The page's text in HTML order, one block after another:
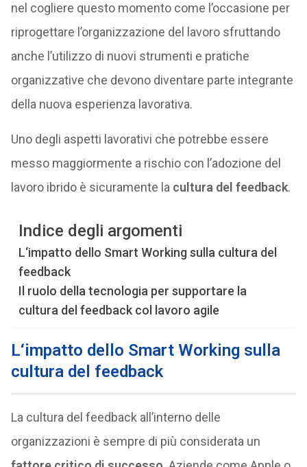
nel cogliere questo momento come l’occasione per
riprogettare l’organizzazione del lavoro sfruttando
anche l’utilizzo di nuovi strumenti e pratiche
organizzative che devono diventare parte integrante
della nuova esperienza lavorativa.
Uno degli aspetti lavorativi che potrebbe essere
messo maggiormente a rischio con l’adozione del
lavoro ibrido è sicuramente la cultura del feedback.
Indice degli argomenti
L‘impatto dello Smart Working sulla cultura del
feedback
Il ruolo della tecnologia per supportare la
cultura del feedback col lavoro agile
L‘impatto dello Smart Working sulla
cultura del feedback
La cultura del feedback all’interno delle
organizzazioni è sempre di più considerata un